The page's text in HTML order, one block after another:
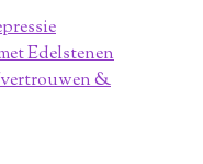
Edelstenen
&